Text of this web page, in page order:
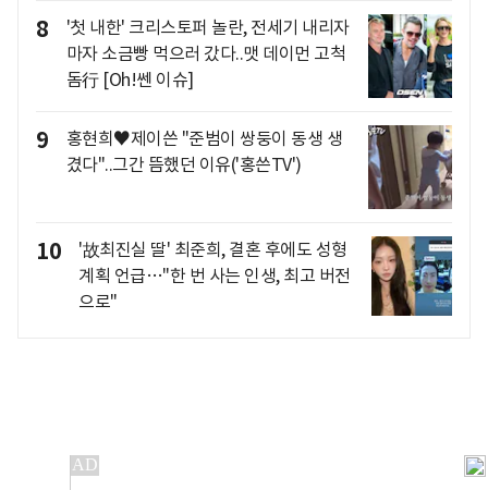
8
'첫 내한' 크리스토퍼 놀란, 전세기 내리자
마자 소금빵 먹으러 갔다..맷 데이먼 고척
돔行 [Oh!쎈 이슈]
9
홍현희♥제이쓴 "준범이 쌍둥이 동생 생
겼다"..그간 뜸했던 이유('홍쓴TV')
10
'故최진실 딸' 최준희, 결혼 후에도 성형
계획 언급…"한 번 사는 인생, 최고 버전
으로"